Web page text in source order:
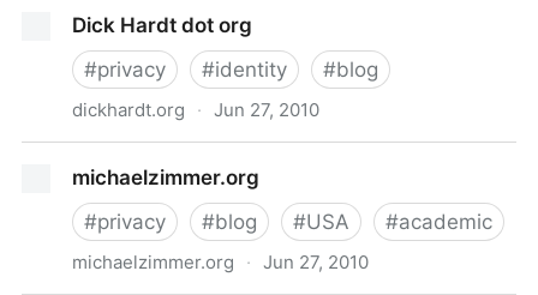
Dick Hardt dot org
#privacy #identity #blog
dickhardt.org · Jun 27, 2010
michaelzimmer.org
#privacy #blog #USA #academic
michaelzimmer.org · Jun 27, 2010